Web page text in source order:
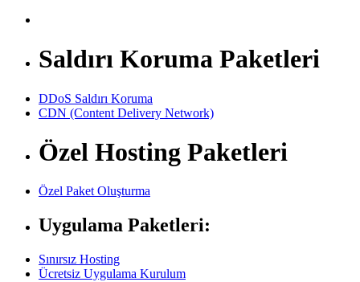
Saldırı Koruma Paketleri
DDoS Saldırı Koruma
CDN (Content Delivery Network)
Özel Hosting Paketleri
Özel Paket Oluşturma
Uygulama Paketleri:
Sınırsız Hosting
Ücretsiz Uygulama Kurulum